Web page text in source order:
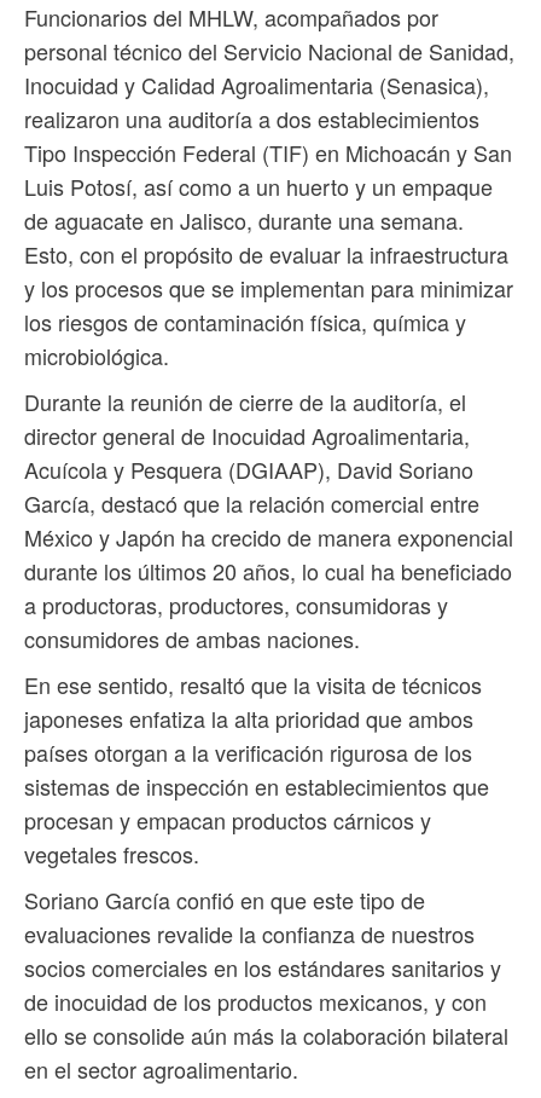
Funcionarios del MHLW, acompañados por
personal técnico del Servicio Nacional de Sanidad,
Inocuidad y Calidad Agroalimentaria (Senasica),
realizaron una auditoría a dos establecimientos
Tipo Inspección Federal (TIF) en Michoacán y San
Luis Potosí, así como a un huerto y un empaque
de aguacate en Jalisco, durante una semana.
Esto, con el propósito de evaluar la infraestructura
y los procesos que se implementan para minimizar
los riesgos de contaminación física, química y
microbiológica.
Durante la reunión de cierre de la auditoría, el
director general de Inocuidad Agroalimentaria,
Acuícola y Pesquera (DGIAAP), David Soriano
García, destacó que la relación comercial entre
México y Japón ha crecido de manera exponencial
durante los últimos 20 años, lo cual ha beneficiado
a productoras, productores, consumidoras y
consumidores de ambas naciones.
En ese sentido, resaltó que la visita de técnicos
japoneses enfatiza la alta prioridad que ambos
países otorgan a la verificación rigurosa de los
sistemas de inspección en establecimientos que
procesan y empacan productos cárnicos y
vegetales frescos.
Soriano García confió en que este tipo de
evaluaciones revalide la confianza de nuestros
socios comerciales en los estándares sanitarios y
de inocuidad de los productos mexicanos, y con
ello se consolide aún más la colaboración bilateral
en el sector agroalimentario.